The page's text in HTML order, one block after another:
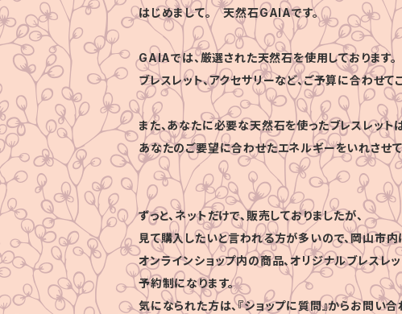
はじめまして。 天然石GAIAです。
GAIAでは、厳選された天然石を使用しております。
ブレスレット、アクセサリーなど、ご予算に合わせて
また、あなたに必要な天然石を使ったブレスレット
あなたのご要望に合わせたエネルギーをいれさせて
ずっと、ネットだけで、販売しておりましたが、
見て購入したいと言われる方が多いので、岡山市内
オンラインショップ内の商品、オリジナルブレスレ
予約制になります。
気になられた方は、『ショップに質問』からお問い合